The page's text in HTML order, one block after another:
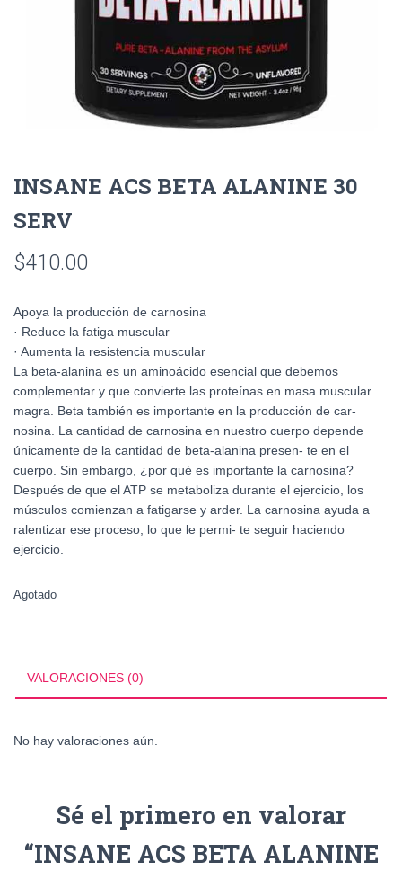
INSANE ACS BETA ALANINE 30
SERV
$410.00
Apoya la producción de carnosina
· Reduce la fatiga muscular
· Aumenta la resistencia muscular
La beta-alanina es un aminoácido esencial que debemos
complementar y que convierte las proteínas en masa muscular
magra. Beta también es importante en la producción de car-
nosina. La cantidad de carnosina en nuestro cuerpo depende
únicamente de la cantidad de beta-alanina presen- te en el
cuerpo. Sin embargo, ¿por qué es importante la carnosina?
Después de que el ATP se metaboliza durante el ejercicio, los
músculos comienzan a fatigarse y arder. La carnosina ayuda a
ralentizar ese proceso, lo que le permi- te seguir haciendo
ejercicio.
Agotado
VALORACIONES (0)
No hay valoraciones aún.
Sé el primero en valorar
“INSANE ACS BETA ALANINE